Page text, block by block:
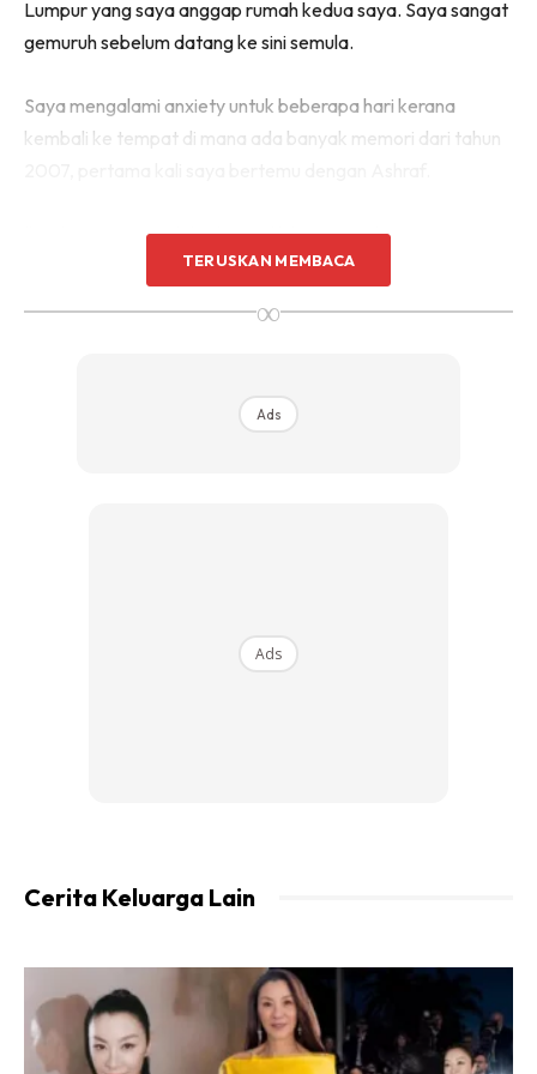
Lumpur yang saya anggap rumah kedua saya. Saya sangat
gemuruh sebelum datang ke sini semula.
Saya mengalami anxiety untuk beberapa hari kerana
kembali ke tempat di mana ada banyak memori dari tahun
“Waktu itu saya selalu ulang-alik ke KL. Jadi, saya siap
sediakan diri saya. Mungkin inilah masanya untuk saya
“Sebelum ini pergerakan di Malaysia dan Indonesia masih
belum membolehkan saya ke sini. Tapi untuk datang ke
feeling, it’s not just like coming to another country.
“Tapi because this is the second home yang saya rasa
TERUSKAN MEMBACA
∞
Ads
Ads
Cerita Keluarga Lain